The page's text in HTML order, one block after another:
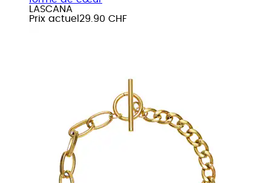
LASCANA
Prix actuel 29.90 CHF